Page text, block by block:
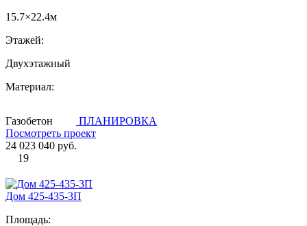
15.7×22.4м
Этажей:
Двухэтажный
Материал:
Газобетон
ПЛАНИРОВКА
Посмотреть проект
24 023 040 руб.
19
Дом 425-435-3П
Площадь: